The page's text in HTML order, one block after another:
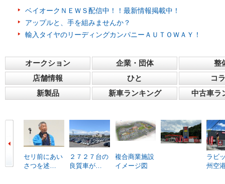
ベイオークＮＥＷＳ配信中！！最新情報掲載中！
アップルと、手を組みませんか？
輸入タイヤのリーディングカンパニーＡＵＴＯＷＡＹ！
オークション 企業・団体
整
店舗情報
ひと
コ
新製品
新車ランキング 中古車ラ
セリ前にあい
さつを述…
２７２７台の
良質車が…
複合商業施設
イメージ図
ラビ
州空